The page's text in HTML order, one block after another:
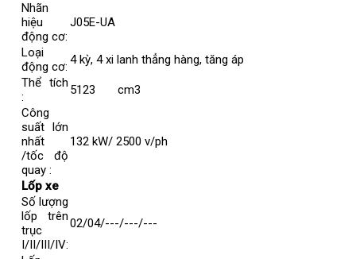
Nhãn
hiệu
động cơ:
J05E-UA
Loại
động cơ: 4 kỳ, 4 xi lanh thẳng hàng, tăng áp
Thể tích
:
5123 cm3
Công
suất lớn
nhất
/tốc độ
quay :
132 kW/ 2500 v/ph
Lốp xe
Số lượng
lốp trên
trục
I/II/III/IV:
02/04/---/---/---